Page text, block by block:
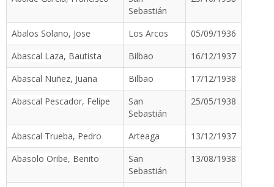
Sebastián
Abalos Solano, Jose Los Arcos
05/09/1936
Abascal Laza, Bautista
Bilbao
16/12/1937
Abascal Nuñez, Juana
Bilbao
17/12/1938
Abascal Pescador, Felipe
San
Sebastián
25/05/1938
Abascal Trueba, Pedro Arteaga
13/12/1937
Abasolo Oribe, Benito
San
Sebastián
13/08/1938